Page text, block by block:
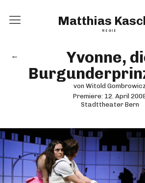
Matthias
REGIE
Home
Vita
Kontakt
←
Yvonne,
von Witold Gombrowicz
Premiere: 12. April
Stadttheater Bern